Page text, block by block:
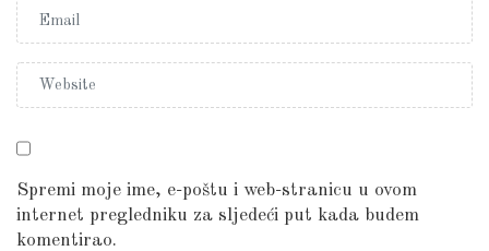
Spremi moje ime, e-poštu i web-stranicu u ovom
internet pregledniku za sljedeći put kada budem
komentirao.